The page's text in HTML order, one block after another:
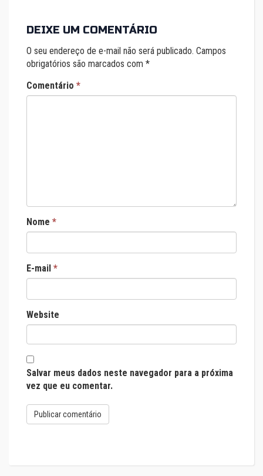
DEIXE UM COMENTÁRIO
O seu endereço de e-mail não será publicado. Campos
obrigatórios são marcados com *
Comentário *
Nome *
E-mail *
Website
Salvar meus dados neste navegador para a próxima
vez que eu comentar.